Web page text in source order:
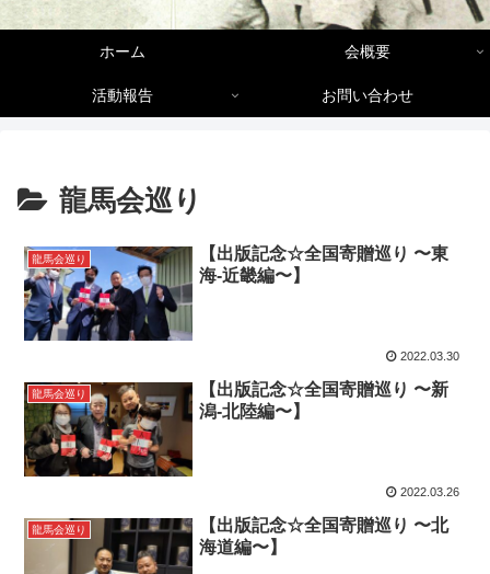
ホーム 会概要
活動報告 お問い合わせ
龍馬会巡り
龍馬会巡り
【出版記念☆全国寄贈巡り 〜東
海-近畿編〜】
2022.03.30
龍馬会巡り
【出版記念☆全国寄贈巡り 〜新
潟-北陸編〜】
2022.03.26
龍馬会巡り
【出版記念☆全国寄贈巡り 〜北
海道編〜】